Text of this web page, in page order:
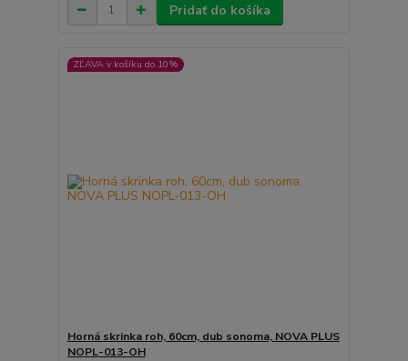
Pridať do košíka
ZĽAVA v košíku do 10%
Horná skrinka roh, 60cm, dub sonoma, NOVA PLUS
NOPL-013-OH